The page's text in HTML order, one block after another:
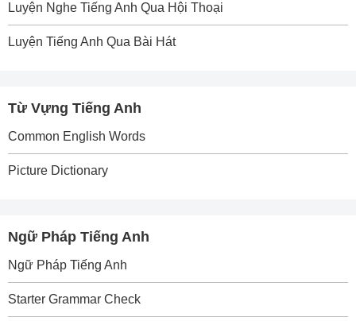
Luyện Nghe Tiếng Anh Qua Hội Thoại
Luyện Tiếng Anh Qua Bài Hát
Từ Vựng Tiếng Anh
Common English Words
Picture Dictionary
Ngữ Pháp Tiếng Anh
Ngữ Pháp Tiếng Anh
Starter Grammar Check